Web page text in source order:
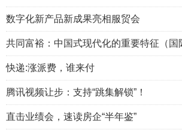
数字化新产品新成果亮相服贸会
共同富裕：中国式现代化的重要特征（国
快递:涨派费，谁来付
腾讯视频让步：支持“跳集解锁”！
直击业绩会，速读房企“半年鉴”